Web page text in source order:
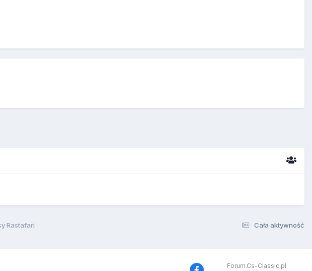
Cała aktywność
Rastafari
Forum.Cs-Classic.pl